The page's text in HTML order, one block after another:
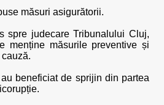
măsuri asigurătorii.
spre judecare Tribunalului Cluj,
menține măsurile preventive și
beneficiat de sprijin din partea